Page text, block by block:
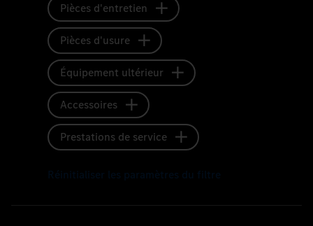
Pièces d'entretien
Pièces d'usure
Équipement ultérieur
Accessoires
Prestations de service
Réinitialiser les paramètres du filtre